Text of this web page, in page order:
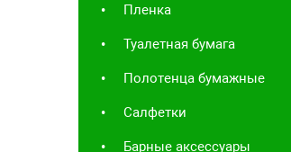
Пленка
Туалетная бумага
Полотенца бумажные
Салфетки
Барные аксессуары